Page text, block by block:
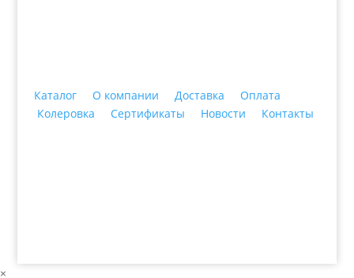
Каталог О компании Доставка
Оплата
Колеровка
Сертификаты Новости Контакты
×